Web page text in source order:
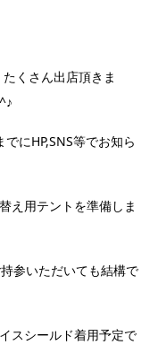
たくさん出店頂きま
にHP,SNS等でお知ら
え用テントを準備しま
参いただいても結構で
スシールド着用予定で